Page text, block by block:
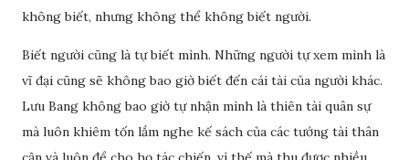
không biết, nhưng không thể không biết người.
Biết người cũng là tự biết mình. Những người tự xem mình là
vĩ đại cũng sẽ không bao giờ biết đến cái tài của người khác.
Lưu Bang không bao giờ tự nhận mình là thiên tài quân sự
mà luôn khiêm tốn lắm nghe kế sách của các tướng tài thân